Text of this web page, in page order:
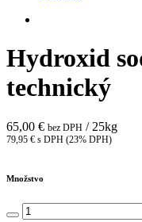
Hydroxid
technický
65,00 € bez DPH / 25kg
79,95 € s DPH (23% DPH)
Množstvo